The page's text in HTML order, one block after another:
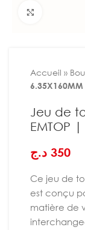
Accueil »
6.35X160MM
Jeu de
EMTOP |
350 د.ج
Ce jeu de
est conçu
matière de